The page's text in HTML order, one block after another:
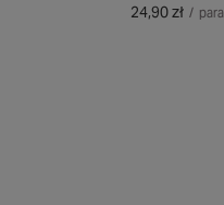
24,90 zł / para